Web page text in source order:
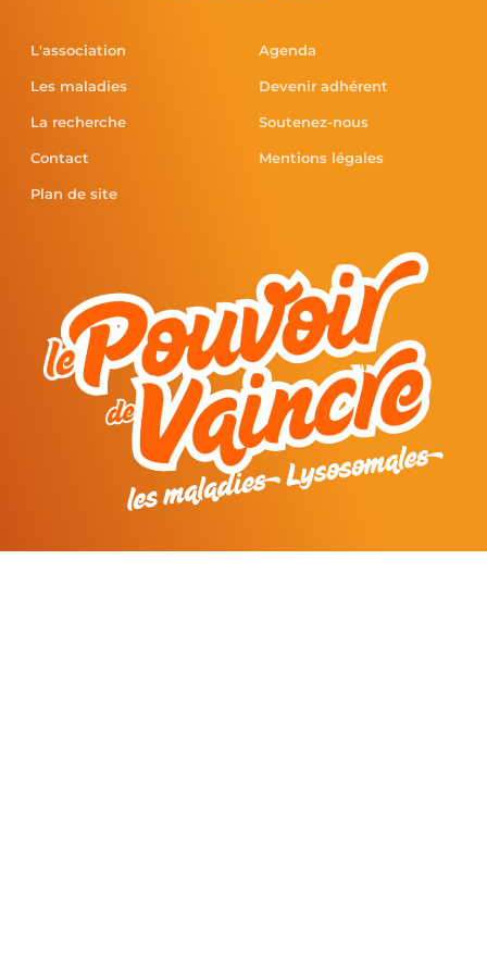
L'association
Les maladies
La recherche
Contact
Plan de site
Agenda
Devenir adhérent
Soutenez-nous
Mentions légales